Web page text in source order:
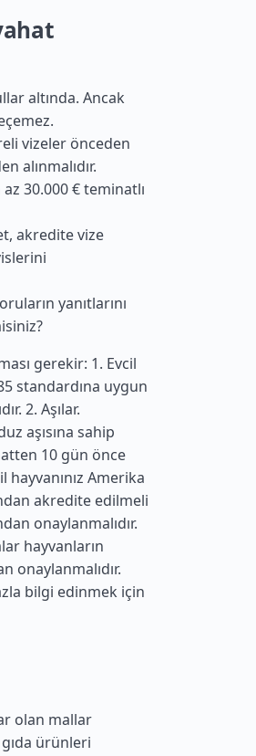
altında. Ancak
vizeler önceden
alınmalıdır.
30.000 € teminatlı
akredite vize
yanıtlarını
gerekir: 1. Evcil
standardına uygun
2. Aşılar.
aşısına sahip
10 gün önce
hayvanınız Amerika
akredite edilmeli
onaylanmalıdır.
hayvanların
onaylanmalıdır.
bilgi edinmek için
olan mallar
ürünleri